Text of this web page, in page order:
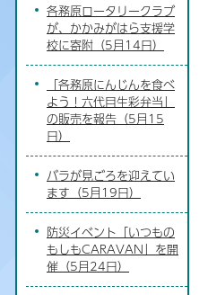
各務原ロータリークラブ
が、かかみがはら支援学
校に寄附（5月14日）
「各務原にんじんを食べ
よう！六代目生彩弁当」
の販売を報告（5月15
日）
バラが見ごろを迎えてい
ます（5月19日）
防災イベント「いつもの
もしもCARAVAN」を開
催（5月24日）